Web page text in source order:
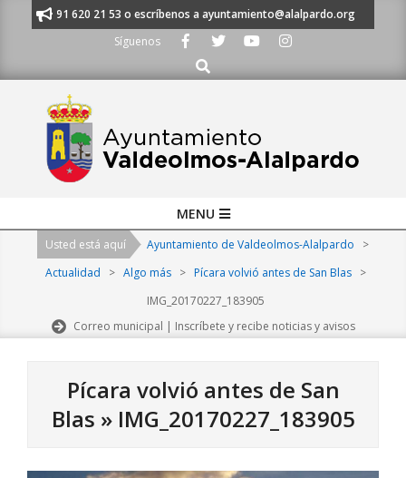
al 91 620 21 53 o escríbenos a ayuntamiento@alalpardo.org
Síguenos
Buscar
Navigation
MENU
Usted está aquí Ayuntamiento de Valdeolmos-Alalpardo
>
Actualidad
> Algo más > Pícara volvió antes de San Blas >
IMG_20170227_183905
Correo municipal | Inscríbete y recibe noticias y avisos
Pícara volvió antes de San
Blas » IMG_20170227_183905